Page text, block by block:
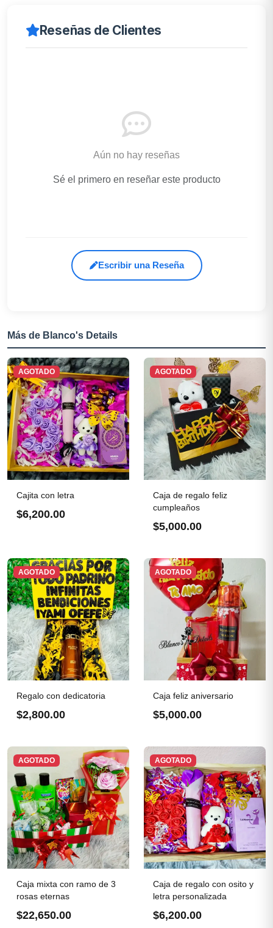
Reseñas de Clientes
Aún no hay reseñas
Sé el primero en reseñar este producto
Escribir una Reseña
Más de Blanco's Details
AGOTADO
Cajita con letra
$6,200.00
AGOTADO
Caja de regalo feliz
cumpleaños
$5,000.00
AGOTADO
Regalo con dedicatoria
$2,800.00
AGOTADO
Caja feliz aniversario
$5,000.00
AGOTADO
Caja mixta con ramo de 3
rosas eternas
$22,650.00
AGOTADO
Caja de regalo con osito y
letra personalizada
$6,200.00